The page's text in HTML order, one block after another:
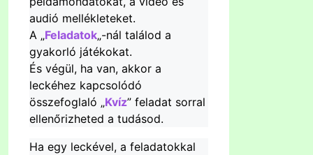
audió mellékleteket.
A „Feladatok„-nál találod a
gyakorló játékokat.
És végül, ha van, akkor a
leckéhez kapcsolódó
összefoglaló „Kvíz” feladat sorral
ellenőrizheted a tudásod.
Ha egy leckével, a feladatokkal